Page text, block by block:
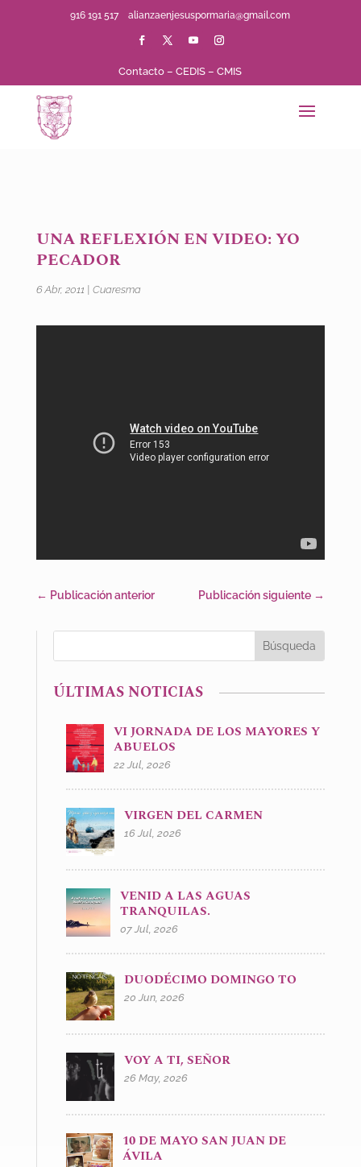
916 191 517alianzaenjesuspormaria@gmail.com
Contacto –CEDIS –CMIS
UNA REFLEXIÓN EN VIDEO: YO
PECADOR
6 Abr, 2011 Cuaresma
← Publicación anterior Publicación siguiente →
ÚLTIMAS NOTICIAS
VI JORNADA DE LOS MAYORES Y
ABUELOS
22 Jul, 2026
VIRGEN DEL CARMEN
16 Jul, 2026
VENID A LAS AGUAS
TRANQUILAS.
07 Jul, 2026
DUODÉCIMO DOMINGO TO
20 Jun, 2026
VOY A TI, SEÑOR
26 May, 2026
10 DE MAYO SAN JUAN DE
ÁVILA